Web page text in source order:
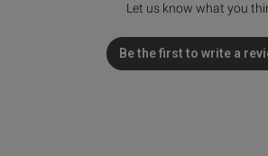
Let us know what you
Be the first to write a